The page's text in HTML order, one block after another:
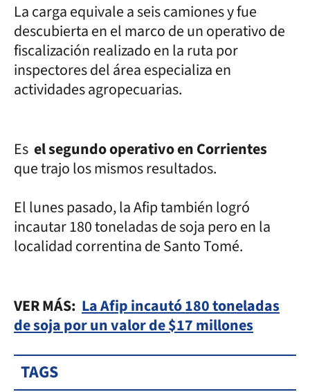
La carga equivale a seis camiones y fue
descubierta en el marco de un operativo de
fiscalización realizado en la ruta por
inspectores del área especializa en
actividades agropecuarias.
Es el segundo operativo en Corrientes
que trajo los mismos resultados.
El lunes pasado, la Afip también logró
incautar 180 toneladas de soja pero en la
localidad correntina de Santo Tomé.
VER MÁS: La Afip incautó 180 toneladas
de soja por un valor de $17 millones
TAGS